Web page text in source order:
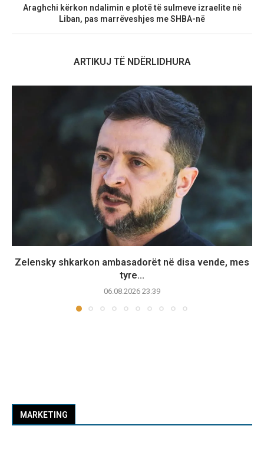
Araghchi kërkon ndalimin e plotë të sulmeve izraelite në
Liban, pas marrëveshjes me SHBA-në
ARTIKUJ TË NDËRLIDHURA
Zelensky shkarkon ambasadorët në disa vende, mes
tyre...
06.08.2026 23:39
MARKETING